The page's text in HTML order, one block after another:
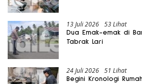
13 Juli 2026 53 Lihat
Dua Emak-emak di
Tabrak Lari
24 Juli 2026 51 Lihat
Begini Kronologi